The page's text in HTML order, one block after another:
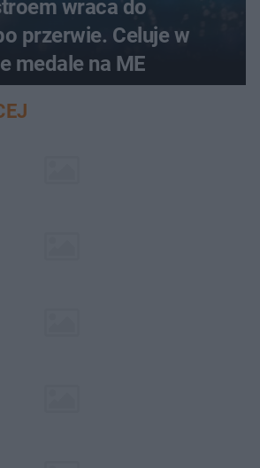
wraca do
przerwie. Celuje w
medale na ME